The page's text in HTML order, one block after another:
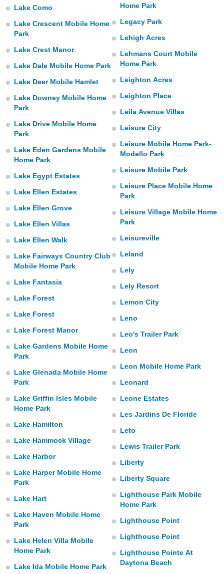
únicos
similares
este sitio
IP
de
posible
traten tus
en
a lo que
Para
u
datos
en
en
un
o acceder
perfiles
utilizar
crear un
uso de
contenido
medir el
el
Lake Como
Lake Crescent Mobile Home
Park
Lake Crest Manor
Lake Dale Mobile Home Park
Lake Deer Mobile Hamlet
Lake Downey Mobile Home
Park
Lake Drive Mobile Home
Park
Lake Eden Gardens Mobile
Home Park
Lake Egypt Estates
Lake Ellen Estates
Lake Ellen Grove
Lake Ellen Villas
Lake Ellen Walk
Lake Fairways Country Club
Mobile Home Park
Lake Fantasia
Lake Forest
Lake Forest
Lake Forest Manor
Lake Gardens Mobile Home
Park
Lake Glenada Mobile Home
Park
Lake Griffin Isles Mobile
Home Park
Lake Hamilton
Lake Hammock Village
Lake Harbor
Lake Harper Mobile Home
Park
Lake Hart
Lake Haven Mobile Home
Park
Lake Helen Villa Mobile
Home Park
Lake Ida Mobile Home Park
Home Park
Legacy Park
Lehigh Acres
Lehmans Court Mobile
Home Park
Leighton Acres
Leighton Place
Leila Avenue Villas
Leisure City
Leisure Mobile Home Park-
Modello Park
Leisure Mobile Park
Leisure Place Mobile Home
Park
Leisure Village Mobile Home
Park
Leisureville
Leland
Lely
Lely Resort
Lemon City
Leno
Leo's Trailer Park
Leon
Leon Mobile Home Park
Leonard
Leone Estates
Les Jardins De Floride
Leto
Lewis Trailer Park
Liberty
Liberty Square
Lighthouse Park Mobile
Home Park
Lighthouse Point
Lighthouse Point
Lighthouse Pointe At
Daytona Beach